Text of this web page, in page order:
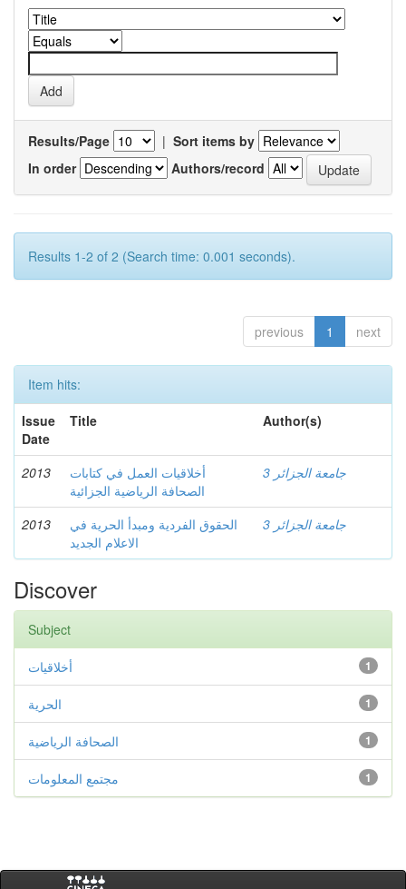
Results/Page | Sort items by
In order
Authors/record
Results 1-2 of 2 (Search time: 0.001 seconds).
previous 1 next
Item hits:
Issue
Date
Title Author(s)
2013
أخلاقيات العمل في كتابات
الصحافة الرياضية الجزائية
جامعة الجزائر 3
2013
الحقوق الفردية ومبدأ الحرية في
الاعلام الجديد
جامعة الجزائر 3
Discover
Subject
1 أخلاقيات
1 الحرية
1 الصحافة الرياضية
1 مجتمع المعلومات